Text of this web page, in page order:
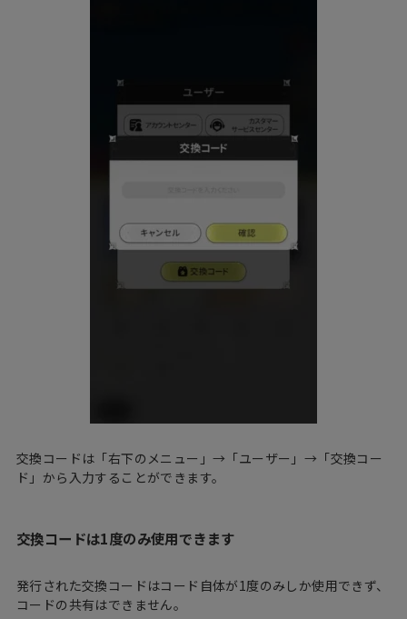
交換コードは「右下のメニュー」→「ユーザー」→「交換コー
ド」から入力することができます。
交換コードは1度のみ使用できます
発行された交換コードはコード自体が1度のみしか使用できず、
コードの共有はできません。